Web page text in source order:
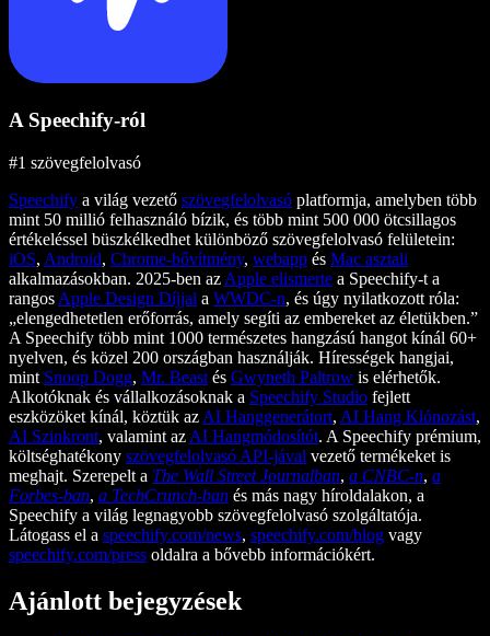
A Speechify-ról
#1 szövegfelolvasó
Speechify a világ vezető szövegfelolvasó platformja, amelyben több
mint 50 millió felhasználó bízik, és több mint 500 000 ötcsillagos
értékeléssel büszkélkedhet különböző szövegfelolvasó felületein:
iOS, Android, Chrome-bővítmény, webapp és Mac asztali
alkalmazásokban. 2025-ben az Apple elismerte a Speechify-t a
rangos Apple Design Díjjal a WWDC-n, és úgy nyilatkozott róla:
„elengedhetetlen erőforrás, amely segíti az embereket az életükben.”
A Speechify több mint 1000 természetes hangzású hangot kínál 60+
nyelven, és közel 200 országban használják. Hírességek hangjai,
mint Snoop Dogg, Mr. Beast és Gwyneth Paltrow is elérhetők.
Alkotóknak és vállalkozásoknak a Speechify Studio fejlett
eszközöket kínál, köztük az AI Hanggenerátort, AI Hang Klónozást,
AI Szinkront, valamint az AI Hangmódosítót. A Speechify prémium,
költséghatékony szövegfelolvasó API-jával vezető termékeket is
meghajt. Szerepelt a The Wall Street Journalban, a CNBC-n, a
Forbes-ban, a TechCrunch-ban és más nagy híroldalakon, a
Speechify a világ legnagyobb szövegfelolvasó szolgáltatója.
Látogass el a speechify.com/news, speechify.com/blog vagy
speechify.com/press oldalra a bővebb információkért.
Ajánlott bejegyzések